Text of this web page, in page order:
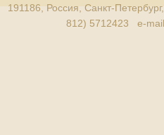
191186, Россия, Санкт-
812) 5712423 e-